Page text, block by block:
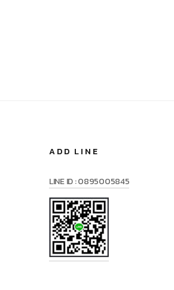
ADD LINE
LINE ID : 0895005845